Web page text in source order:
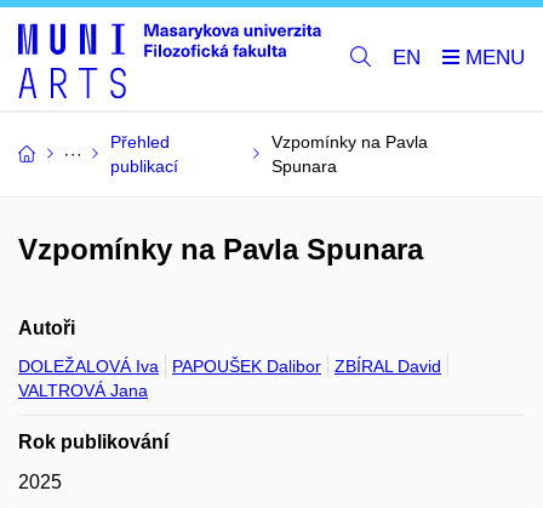
EN
Přehled
publikací
Vzpomínky na Pavla
Spunara
Vzpomínky na Pavla Spunara
Autoři
DOLEŽALOVÁ Iva PAPOUŠEK Dalibor
ZBÍRAL David
VALTROVÁ Jana
Rok publikování
2025